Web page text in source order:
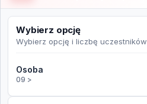
Wybierz opcję
Wybierz opcję i liczbę uczestników
Osoba
09 >